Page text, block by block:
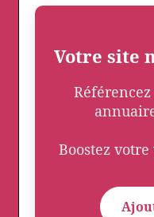
Votre site
Boostez